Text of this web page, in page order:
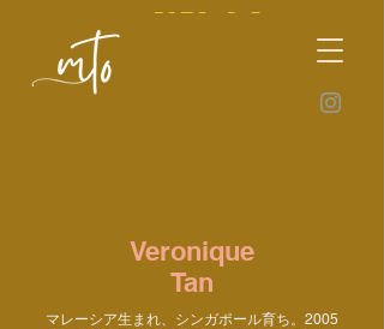
Veronique
Tan
マレーシア生まれ、シンガポール育ち。2005